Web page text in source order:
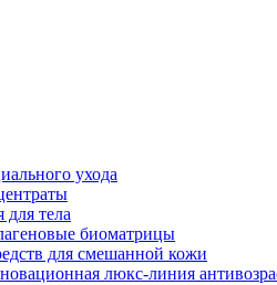
ухода
тела
биоматрицы
для смешанной кожи
люкс-линия